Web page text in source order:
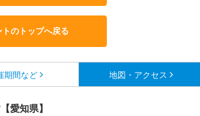
のトップへ戻る
期間など 地図・アクセス
愛知県】